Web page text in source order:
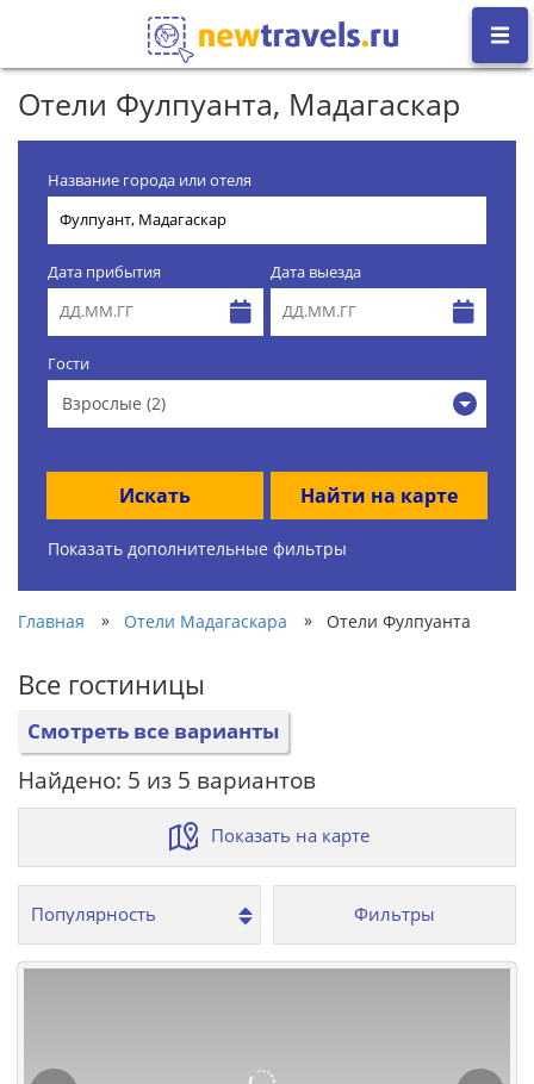
Отели Фулпуанта, Мадагаскар
Название города или отеля
Дата прибытия Дата выезда
Гости
Взрослые (2)
Искать Найти на карте
Показать дополнительные фильтры
Главная » Отели Мадагаскара » Отели Фулпуанта
Все гостиницы
Смотреть все варианты
Найдено: 5 из 5 вариантов
Показать на карте
Фильтры